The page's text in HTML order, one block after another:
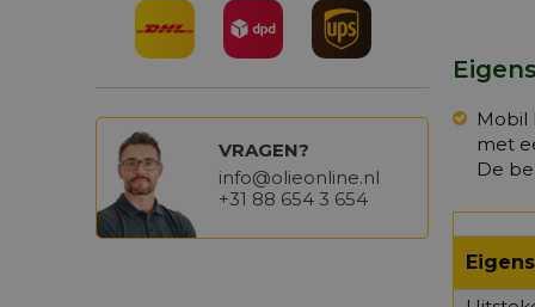
VRAGEN?
info@olieonline.nl
+31 88 654 3 654
Mobil
met
De